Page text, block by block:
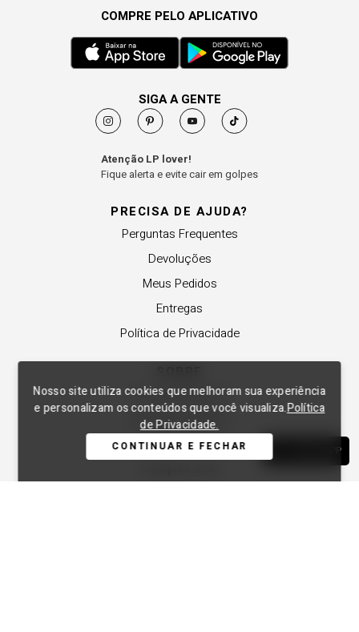
WHATSAPP
Nosso site utiliza cookies que melhoram sua experiência
e personalizam os conteúdos que você visualiza.Política
de Privacidade.
CONTINUAR E FECHAR
PRECISA DE AJUDA?
Perguntas Frequentes
Devoluções
Meus Pedidos
Entregas
Política de Privacidade
A Lança Perfume
Revender a Marca
Trabalhe Conosco
COMPRE PELO APLICATIVO
SIGA A GENTE
Atenção LP lover!
Fique alerta e evite cair em golpes